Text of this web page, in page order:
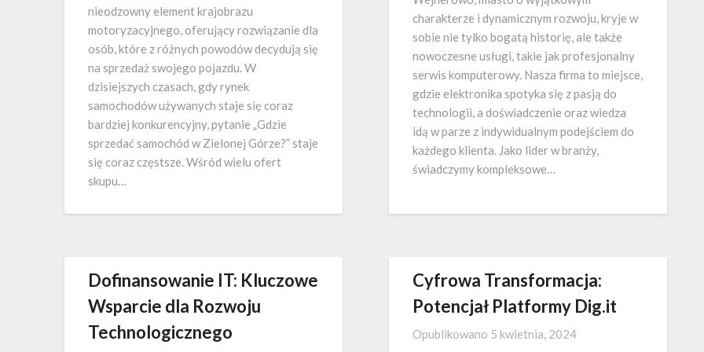
nieodzowny element krajobrazu
motoryzacyjnego, oferujący rozwiązanie dla
osób, które z różnych powodów decydują się
na sprzedaż swojego pojazdu. W
dzisiejszych czasach, gdy rynek
samochodów używanych staje się coraz
bardziej konkurencyjny, pytanie „Gdzie
sprzedać samochód w Zielonej Górze?” staje
się coraz częstsze. Wśród wielu ofert
skupu…
charakterze i dynamicznym rozwoju, kryje w
sobie nie tylko bogatą historię, ale także
nowoczesne usługi, takie jak profesjonalny
serwis komputerowy. Nasza firma to miejsce,
gdzie elektronika spotyka się z pasją do
technologii, a doświadczenie oraz wiedza
idą w parze z indywidualnym podejściem do
każdego klienta. Jako lider w branży,
świadczymy kompleksowe…
Dofinansowanie IT: Kluczowe
Wsparcie dla Rozwoju
Technologicznego
Cyfrowa Transformacja:
Potencjał Platformy Dig.it
Opublikowano 5 kwietnia, 2024